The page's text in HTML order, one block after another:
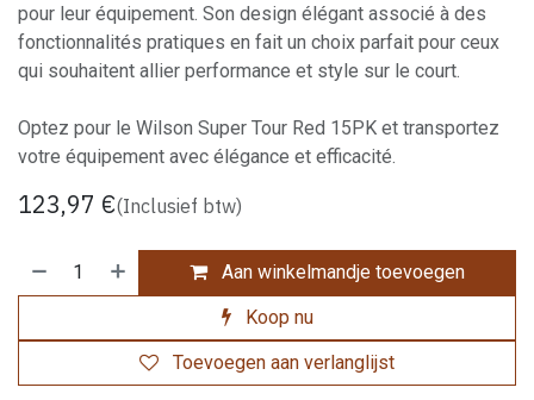
pour leur équipement. Son design élégant associé à des
fonctionnalités pratiques en fait un choix parfait pour ceux
qui souhaitent allier performance et style sur le court.
Optez pour le Wilson Super Tour Red 15PK et transportez
votre équipement avec élégance et efficacité.
123,97 €(Inclusief btw)
Aan winkelmandje toevoegen
Koop nu
Toevoegen aan verlanglijst